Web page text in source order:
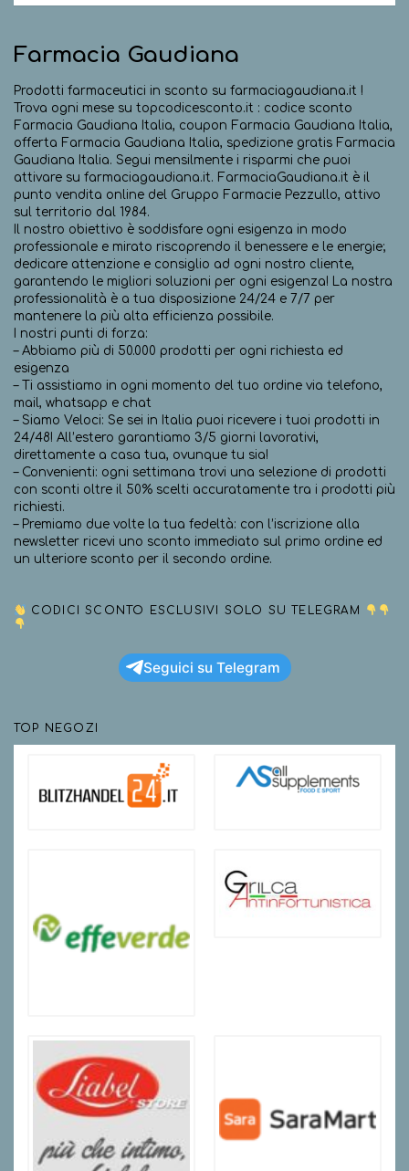
Farmacia Gaudiana
Prodotti farmaceutici in sconto su farmaciagaudiana.it !
Trova ogni mese su topcodicesconto.it : codice sconto
Farmacia Gaudiana Italia, coupon Farmacia Gaudiana Italia,
offerta Farmacia Gaudiana Italia, spedizione gratis Farmacia
Gaudiana Italia. Segui mensilmente i risparmi che puoi
attivare su farmaciagaudiana.it. FarmaciaGaudiana.it è il
punto vendita online del Gruppo Farmacie Pezzullo, attivo
sul territorio dal 1984.
Il nostro obiettivo è soddisfare ogni esigenza in modo
professionale e mirato riscoprendo il benessere e le energie;
dedicare attenzione e consiglio ad ogni nostro cliente,
garantendo le migliori soluzioni per ogni esigenza! La nostra
professionalità è a tua disposizione 24/24 e 7/7 per
mantenere la più alta efficienza possibile.
I nostri punti di forza:
– Abbiamo più di 50.000 prodotti per ogni richiesta ed
esigenza
– Ti assistiamo in ogni momento del tuo ordine via telefono,
mail, whatsapp e chat
– Siamo Veloci: Se sei in Italia puoi ricevere i tuoi prodotti in
24/48! All’estero garantiamo 3/5 giorni lavorativi,
direttamente a casa tua, ovunque tu sia!
– Convenienti: ogni settimana trovi una selezione di prodotti
con sconti oltre il 50% scelti accuratamente tra i prodotti più
richiesti.
– Premiamo due volte la tua fedeltà: con l’iscrizione alla
newsletter ricevi uno sconto immediato sul primo ordine ed
un ulteriore sconto per il secondo ordine.
CODICI SCONTO ESCLUSIVI SOLO SU TELEGRAM
Seguici su Telegram
TOP NEGOZI